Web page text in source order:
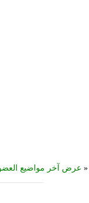
« عرض آخر مواضيع